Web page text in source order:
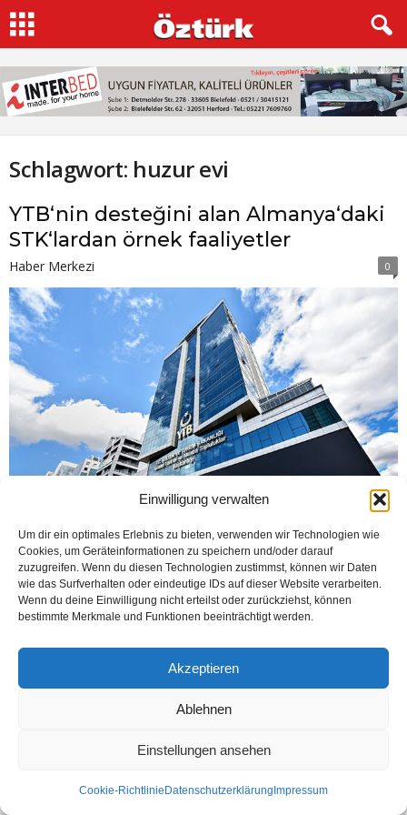
Einwilligung verwalten
Um dir ein optimales Erlebnis zu bieten, verwenden wir Technologien wie
Cookies, um Geräteinformationen zu speichern und/oder darauf
zuzugreifen. Wenn du diesen Technologien zustimmst, können wir Daten
wie das Surfverhalten oder eindeutige IDs auf dieser Website verarbeiten.
Wenn du deine Einwilligung nicht erteilst oder zurückziehst, können
bestimmte Merkmale und Funktionen beeinträchtigt werden.
Akzeptieren
Ablehnen
Einstellungen ansehen
Cookie-Richtlinie Datenschutzerklärung Impressum
Schlagwort: huzur evi
YTB‘nin desteğini alan Almanya‘daki
STK‘lardan örnek faaliyetler
Haber Merkezi 0
ANKARA-HAMM (Öztürk) Yurt dışında yaşayan vatandaşları bulundukları
ülkelerde desteklemek için her yıl; sosyal, kültürel ve ekonomik alanlarda
yüzlerce proje hayata geçiren YTB, Yeni Koronavirüs...
Datenschutzerklärung